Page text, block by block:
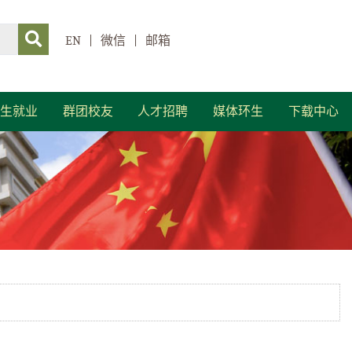
EN 微信 邮箱
就业 群团校友 人才招聘 媒体环生 下载中心